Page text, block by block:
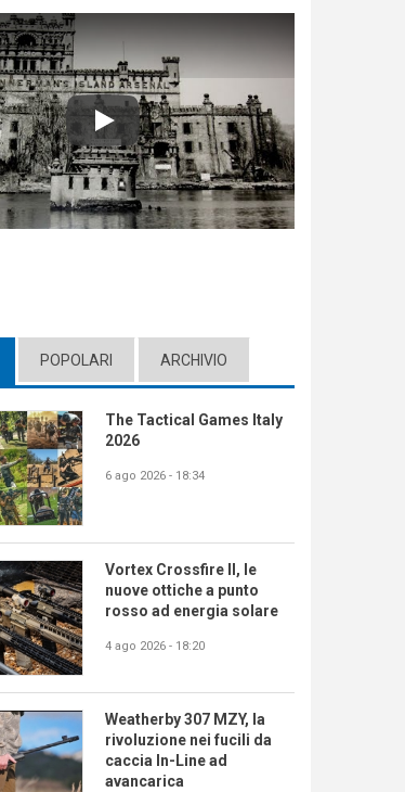
Play
(ACTIVE TAB)
POPOLARI ARCHIVIO
The Tactical Games Italy
2026
6 ago 2026 - 18:34
Vortex Crossfire II, le
nuove ottiche a punto
rosso ad energia solare
4 ago 2026 - 18:20
Weatherby 307 MZY, la
rivoluzione nei fucili da
caccia In-Line ad
avancarica